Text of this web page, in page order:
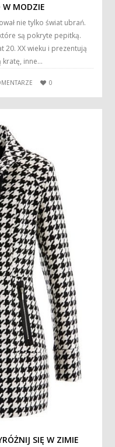
W MODZIE
nie tylko świat ubrań.
są pokryte pepitką.
XX wieku i prezentują
kratę, inne…
0
SIĘ W ZIMIE